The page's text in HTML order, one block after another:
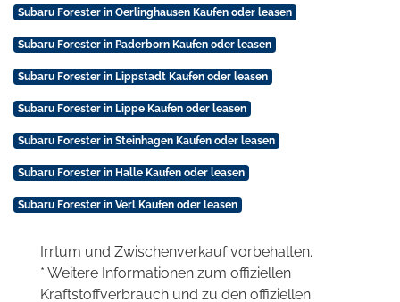
Subaru Forester in Oerlinghausen Kaufen oder leasen
Subaru Forester in Paderborn Kaufen oder leasen
Subaru Forester in Lippstadt Kaufen oder leasen
Subaru Forester in Lippe Kaufen oder leasen
Subaru Forester in Steinhagen Kaufen oder leasen
Subaru Forester in Halle Kaufen oder leasen
Subaru Forester in Verl Kaufen oder leasen
Irrtum und Zwischenverkauf vorbehalten.
* Weitere Informationen zum offiziellen
Kraftstoffverbrauch und zu den offiziellen